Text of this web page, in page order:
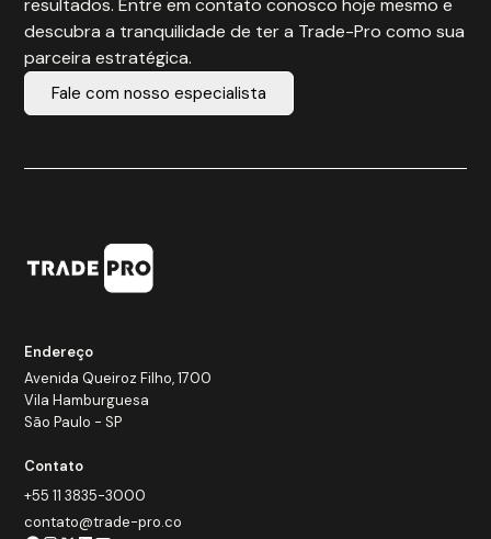
descubra a tranquilidade de ter a Trade-Pro como sua
parceira estratégica.
Fale com nosso especialista
Endereço
Avenida Queiroz Filho, 1700
Vila Hamburguesa
São Paulo - SP
Contato
+55 11 3835-3000
contato@trade-pro.co